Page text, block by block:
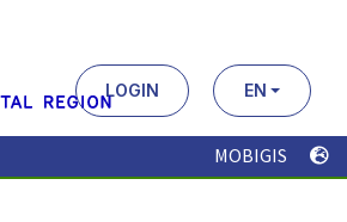
LOGIN EN
MOBIGIS